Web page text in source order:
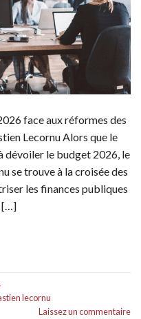
face aux réformes des
Lecornu Alors que le
dévoiler le budget 2026, le
se trouve à la croisée des
les finances publiques
[…]
lecornu
Laissez un commentaire